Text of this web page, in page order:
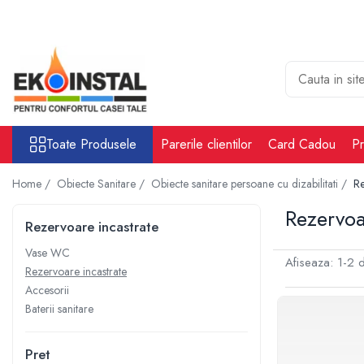
Toate Produsele
Cabina put rezervoare apa alimentare
apa
Rezervoare Stocare apa Valpurio
Camin pentru put de apa
Rezervoare de apă potabilă și
pluvială, bazine pentru stocare și
apa
Tratare apa
Accesorii Filtre apa
Statii osmoza industriale
Toate Produsele Parerile clientilor Card Cadou
Home / Obiecte Sanitare / Obiecte sanitare persoane cu dizabilitati /
Rezervoare incastrate
Vase WC
Rezervoare incastrate
Accesorii
Baterii sanitare
Pret
Afiseaza: 1-2